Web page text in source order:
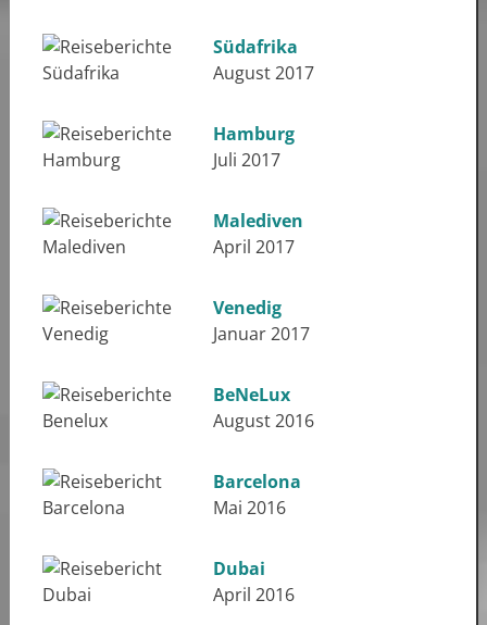
Südafrika
August 2017
Hamburg
Juli 2017
Malediven
April 2017
Venedig
Januar 2017
BeNeLux
August 2016
Barcelona
Mai 2016
Dubai
April 2016